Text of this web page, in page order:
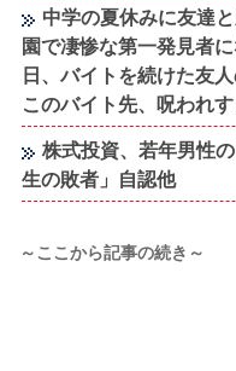
中学の夏休みに友達
園で凄惨な第一発見者
日、バイトを続けた友
このバイト先、呪われ
株式投資、若年男性
生の敗者」自認他
～ここから記事の続き～